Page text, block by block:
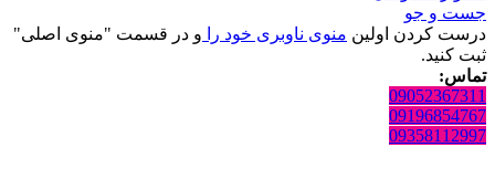
جست و جو
درست کردن اولین منوی ناوبری خود را و در قسمت "منوی اصلی"
ثبت کنید.
تماس:
09052367311
09196854767
09358112997